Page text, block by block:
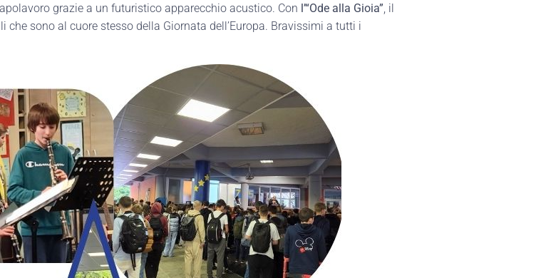
grazie a un futuristico apparecchio acustico. Con l’“Ode alla Gioia” , il
sono al cuore stesso della Giornata dell’Europa. Bravissimi a tutti i